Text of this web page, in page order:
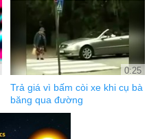
0:25
Trả giá vì bấm còi xe khi cụ bà
băng qua đường